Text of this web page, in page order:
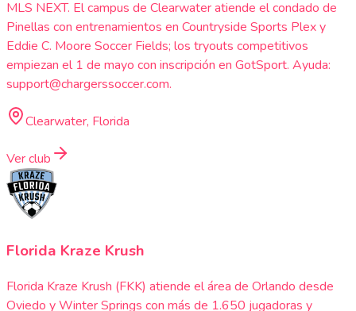
MLS NEXT. El campus de Clearwater atiende el condado de
Pinellas con entrenamientos en Countryside Sports Plex y
Eddie C. Moore Soccer Fields; los tryouts competitivos
empiezan el 1 de mayo con inscripción en GotSport. Ayuda:
support@chargerssoccer.com.
Clearwater, Florida
Ver club
Florida Kraze Krush
Florida Kraze Krush (FKK) atiende el área de Orlando desde
Oviedo y Winter Springs con más de 1.650 jugadoras y